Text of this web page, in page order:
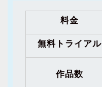
料金
無料トライアル
作品数